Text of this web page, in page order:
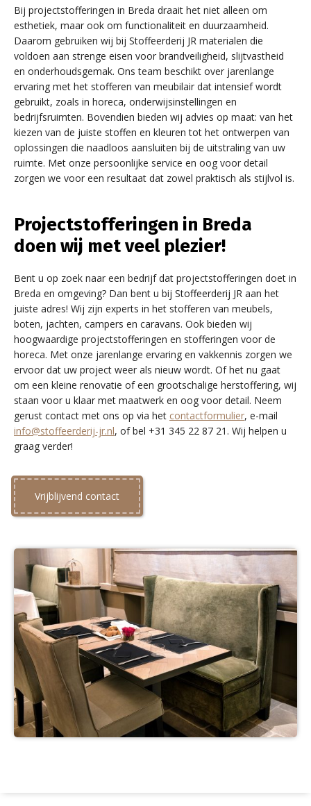
Bij projectstofferingen in Breda draait het niet alleen om
esthetiek, maar ook om functionaliteit en duurzaamheid.
Daarom gebruiken wij bij Stoffeerderij JR materialen die
voldoen aan strenge eisen voor brandveiligheid, slijtvastheid
en onderhoudsgemak. Ons team beschikt over jarenlange
ervaring met het stofferen van meubilair dat intensief wordt
gebruikt, zoals in horeca, onderwijsinstellingen en
bedrijfsruimten. Bovendien bieden wij advies op maat: van het
kiezen van de juiste stoffen en kleuren tot het ontwerpen van
oplossingen die naadloos aansluiten bij de uitstraling van uw
ruimte. Met onze persoonlijke service en oog voor detail
zorgen we voor een resultaat dat zowel praktisch als stijlvol is.
Projectstofferingen in Breda
doen wij met veel plezier!
Bent u op zoek naar een bedrijf dat projectstofferingen doet in
Breda en omgeving? Dan bent u bij Stoffeerderij JR aan het
juiste adres! Wij zijn experts in het stofferen van meubels,
boten, jachten, campers en caravans. Ook bieden wij
hoogwaardige projectstofferingen en stofferingen voor de
horeca. Met onze jarenlange ervaring en vakkennis zorgen we
ervoor dat uw project weer als nieuw wordt. Of het nu gaat
om een kleine renovatie of een grootschalige herstoffering, wij
staan voor u klaar met maatwerk en oog voor detail. Neem
gerust contact met ons op via het contactformulier, e-mail
info@stoffeerderij-jr.nl, of bel +31 345 22 87 21. Wij helpen u
graag verder!
Vrijblijvend contact